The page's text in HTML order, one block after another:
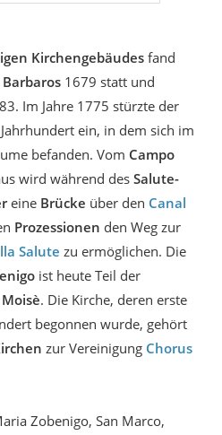
Kirchengebäudes fand
1679 statt und
Im Jahre 1775 stürzte der
ein, in dem sich im
befanden. Vom Campo
wird während des Salute-
eine Brücke über den Canal
Prozessionen den Weg zur
Salute zu ermöglichen. Die
ist heute Teil der
. Die Kirche, deren erste
begonnen wurde, gehört
zur Vereinigung Chorus
Zobenigo, San Marco,